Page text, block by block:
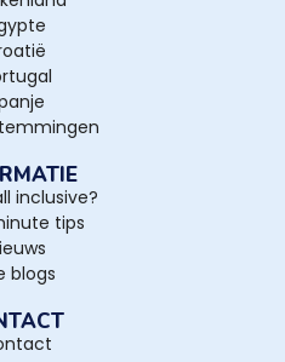
inclusive?
tips
blogs